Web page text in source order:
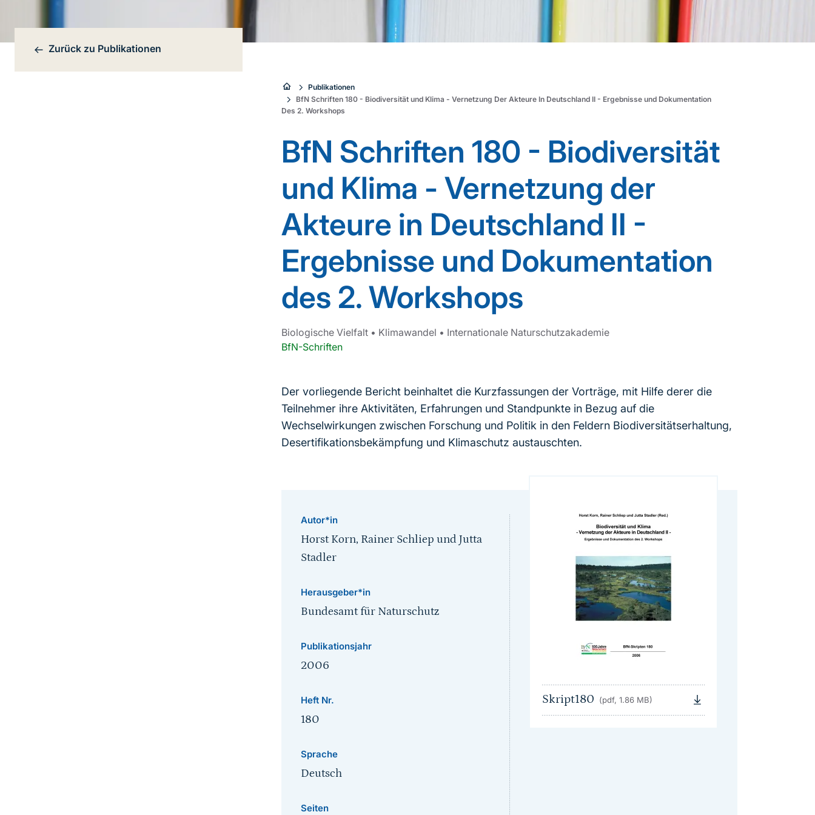
Bereichsnavigation
Zurück zu Publikationen
Sie
sind
hier:
Publikationen
BfN Schriften 180 - Biodiversität und Klima - Vernetzung Der Akteure In Deutschland II - Ergebnisse und Dokumentation
Des 2. Workshops
BfN Schriften 180 - Biodiversität
und Klima - Vernetzung der
Akteure in Deutschland II -
Ergebnisse und Dokumentation
des 2. Workshops
Biologische Vielfalt • Klimawandel • Internationale Naturschutzakademie
BfN-Schriften
Der vorliegende Bericht beinhaltet die Kurzfassungen der Vorträge, mit Hilfe derer die
Teilnehmer ihre Aktivitäten, Erfahrungen und Standpunkte in Bezug auf die
Wechselwirkungen zwischen Forschung und Politik in den Feldern Biodiversitätserhaltung,
Desertifikationsbekämpfung und Klimaschutz austauschten.
Autor*in
Horst Korn, Rainer Schliep und Jutta
Stadler
Herausgeber*in
Bundesamt für Naturschutz
Publikationsjahr
2006
Heft Nr.
180
Sprache
Deutsch
Seiten
Skript180 (pdf, 1.86 MB)